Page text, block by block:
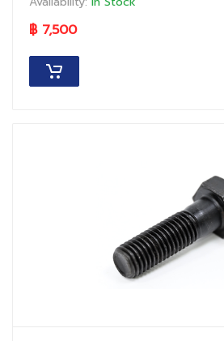
฿ 7,500